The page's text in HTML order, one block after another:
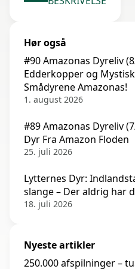
Hør også
#90 Amazonas Dyreliv
Edderkopper og
Smådyrene Amazonas!
1. august 2026
#89 Amazonas Dyreliv
Dyr Fra Amazon Floden
25. juli 2026
Lytternes Dyr:
slange – Der aldrig har
18. juli 2026
Nyeste artikler
250.000 afspilninger –